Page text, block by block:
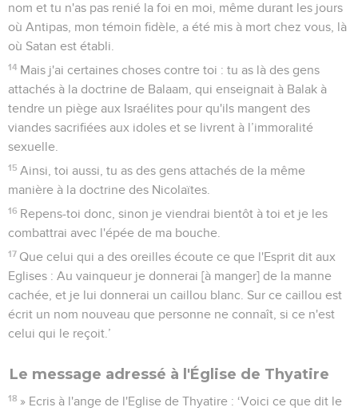
nom et tu n'as pas renié la foi en moi, même durant les jours
où Antipas, mon témoin fidèle, a été mis à mort chez vous, là
où Satan est établi.
14 Mais j'ai certaines choses contre toi : tu as là des gens
attachés à la doctrine de Balaam, qui enseignait à Balak à
tendre un piège aux Israélites pour qu'ils mangent des
viandes sacrifiées aux idoles et se livrent à l’immoralité
sexuelle.
15 Ainsi, toi aussi, tu as des gens attachés de la même
manière à la doctrine des Nicolaïtes.
16 Repens-toi donc, sinon je viendrai bientôt à toi et je les
combattrai avec l'épée de ma bouche.
17 Que celui qui a des oreilles écoute ce que l'Esprit dit aux
Eglises : Au vainqueur je donnerai [à manger] de la manne
cachée, et je lui donnerai un caillou blanc. Sur ce caillou est
écrit un nom nouveau que personne ne connaît, si ce n'est
celui qui le reçoit.’
Le message adressé à l'Église de Thyatire
18 » Ecris à l'ange de l'Eglise de Thyatire : ‘Voici ce que dit le